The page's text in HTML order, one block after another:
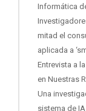
Informática
mitad el
aplicada a
Entrevista a
en Nuestras
Una
sistema de